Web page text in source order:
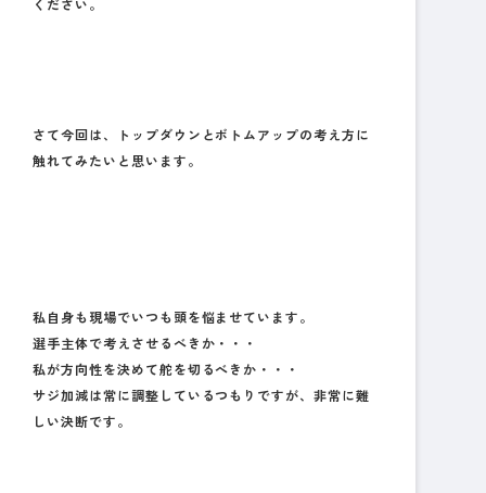
さて今回は、トップダウンとボトムアップの考え方に
触れてみたいと思います。
私自身も現場でいつも頭を悩ませています。
選手主体で考えさせるべきか・・・
私が方向性を決めて舵を切るべきか・・・
サジ加減は常に調整しているつもりですが、非常に難
しい決断です。